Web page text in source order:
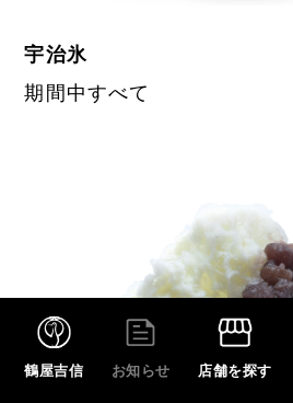
宇治氷
期間中すべて
鶴屋吉信 お知らせ 店舗を探す